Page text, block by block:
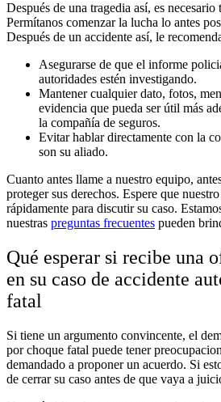
Después de una tragedia así, es
Permítanos comenzar la lucha lo antes
Después de un accidente así, le
Asegurarse de que el informe
autoridades estén investigando.
Mantener cualquier dato, fotos,
evidencia que pueda ser útil más
la compañía de seguros.
Evitar hablar directamente con la
son su aliado.
Cuanto antes llame a nuestro equipo,
proteger sus derechos. Espere que
rápidamente para discutir su caso.
nuestras preguntas frecuentes pueden
Qué esperar si recibe una
en su caso de accidente
fatal
Si tiene un argumento convincente, el
por choque fatal puede tener
demandado a proponer un acuerdo. Si
de cerrar su caso antes de que vaya a